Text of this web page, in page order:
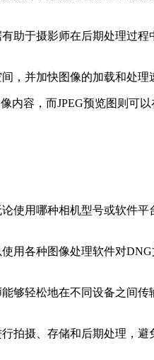
助于摄影师在后期处理过
，并加快图像的加载和处理
内容，而JPEG预览图则可
使用哪种相机型号或软件
用各种图像处理软件对
够轻松地在不同设备之间
拍摄、存储和后期处理，避